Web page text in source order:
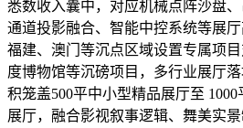
悉数收入囊中，对应机械点阵沙盘
通道投影融合、智能中控系统等展
福建、澳门等沉点区域设置专属项
度博物馆等沉磅项目，多行业展厅
积笼盖500平中小型精品展厅至
展厅，融合影视叙事逻辑、舞美实